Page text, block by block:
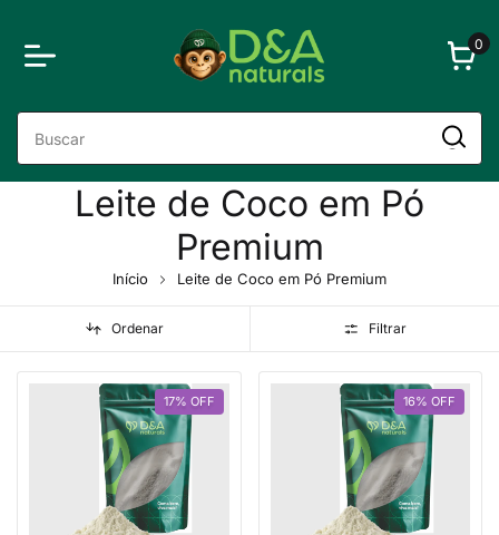
0
Leite de Coco em Pó
Premium
Início Leite de Coco em Pó Premium
Ordenar Filtrar
17% OFF 16% OFF